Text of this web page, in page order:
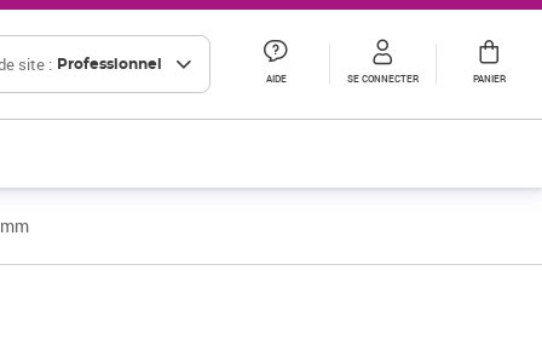
site : Professionnel
AIDE SE CONNECTER PANIER